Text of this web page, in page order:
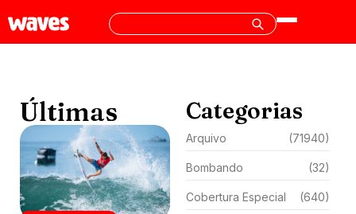
Últimas Categorias
Arquivo (71940)
Bombando (32)
Cobertura Especial (640)